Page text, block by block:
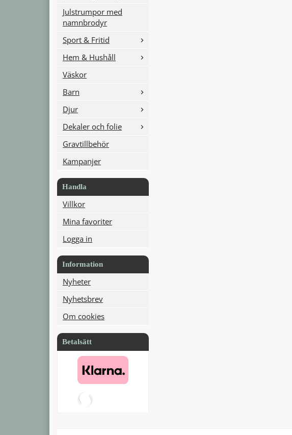
Julstrumpor med
namnbrodyr
Sport & Fritid
Hem & Hushåll
Väskor
Barn
Djur
Dekaler och folie
Gravtillbehör
Kampanjer
Handla
Villkor
Mina favoriter
Logga in
Information
Nyheter
Nyhetsbrev
Om cookies
Betalsätt